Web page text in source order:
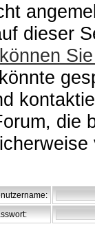
dieser
die